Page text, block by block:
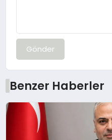
Gönder
Benzer Haberler